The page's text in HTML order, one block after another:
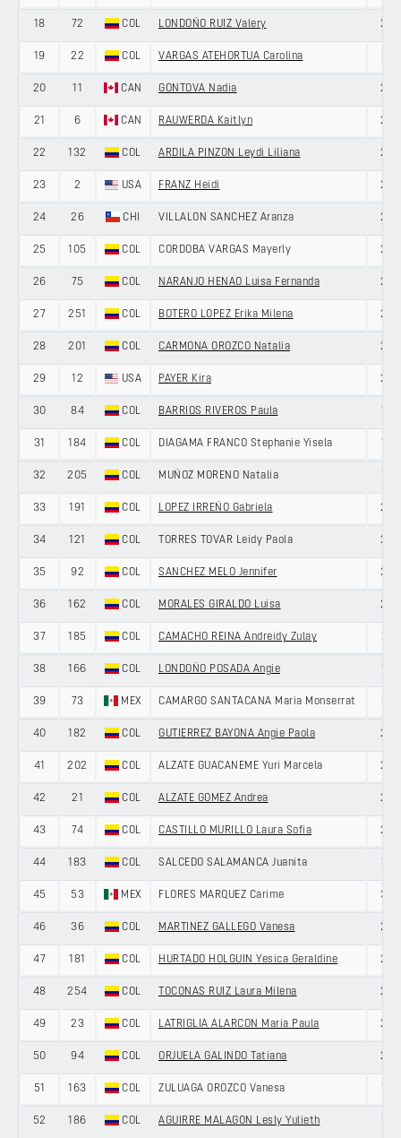
18 72 COL LONDOÑO RUIZ Valery 22
19 22 COL VARGAS ATEHORTUA Carolina 21
20 11 CAN GONTOVA Nadia 23
21 6 CAN RAUWERDA Kaitlyn 23
22 132 COL ARDILA PINZON Leydi Liliana 25
23 2 USA FRANZ Heidi 28
24 26 CHI VILLALON SANCHEZ Aranza 28
25 105 COL CORDOBA VARGAS Mayerly 24
26 75 COL NARANJO HENAO Luisa Fernanda 29
27 251 COL BOTERO LOPEZ Erika Milena 23
28 201 COL CARMONA OROZCO Natalia 22
29 12 USA PAYER Kira 24
30 84 COL BARRIOS RIVEROS Paula 19
31 184 COL DIAGAMA FRANCO Stephanie Yisela 19
32 205 COL MUÑOZ MORENO Natalia 19
33 191 COL LOPEZ IRREÑO Gabriela 20
34 121 COL TORRES TOVAR Leidy Paola 23
35 92 COL SANCHEZ MELO Jennifer 20
36 162 COL MORALES GIRALDO Luisa 22
37 185 COL CAMACHO REINA Andreidy Zulay 21
38 166 COL LONDOÑO POSADA Angie 18
39 73 MEX CAMARGO SANTACANA Maria Monserrat 31
40 182 COL GUTIERREZ BAYONA Angie Paola 22
41 202 COL ALZATE GUACANEME Yuri Marcela 29
42 21 COL ALZATE GOMEZ Andrea 27
43 74 COL CASTILLO MURILLO Laura Sofia 24
44 183 COL SALCEDO SALAMANCA Juanita 19
45 53 MEX FLORES MARQUEZ Carime 33
46 36 COL MARTINEZ GALLEGO Vanesa 27
47 181 COL HURTADO HOLGUIN Yesica Geraldine 23
48 254 COL TOCONAS RUIZ Laura Milena 22
49 23 COL LATRIGLIA ALARCON Maria Paula 24
50 94 COL ORJUELA GALINDO Tatiana 22
51 163 COL ZULUAGA OROZCO Vanesa 19
52 186 COL AGUIRRE MALAGON Lesly Yulieth 18